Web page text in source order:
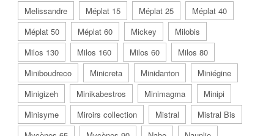
Melissandre
Méplat 15 Méplat 25
Méplat 40
Méplat 50
Méplat 60 Mickey
Milobis
Milos 130
Milos 160 Milos 60
Milos 80
Miniboudreco
Minicreta Minidanton
Miniégine
Minigizeh
Minikabestros Minimagma
Minipi
Minisyme
Miroirs collection Mistral
Mistral Bis